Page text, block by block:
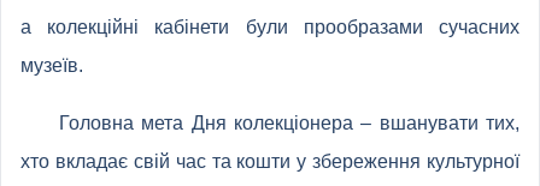
а колекційні кабінети були прообразами сучасних
музеїв.
Головна мета Дня колекціонера – вшанувати тих,
хто вкладає свій час та кошти у збереження культурної